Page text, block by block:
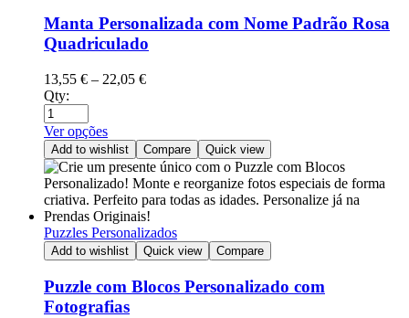
Manta Personalizada com Nome Padrão Rosa
Quadriculado
13,55 € – 22,05 €
Qty:
Ver opções
Add to wishlist Compare Quick view
Puzzles Personalizados
Add to wishlist Quick view Compare
Puzzle com Blocos Personalizado com
Fotografias